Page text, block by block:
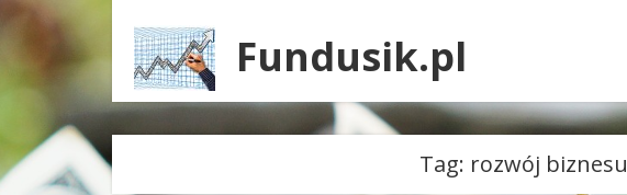
Fundusik.pl
Tag: rozwój biznesu